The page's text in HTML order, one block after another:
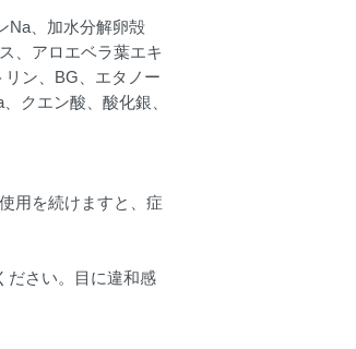
Na、加水分解卵殻
、アロエベラ葉エキ
ン、BG、エタノー
クエン酸、酸化銀、
用を続けますと、症
ださい。目に違和感